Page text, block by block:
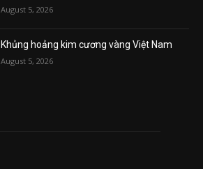
August 5, 2026
Khủng hoảng kim cương vàng Việt Nam
August 5, 2026